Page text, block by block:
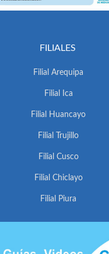
FILIALES
Filial Arequipa
Filial Ica
Filial Huancayo
Filial Trujillo
Filial Cusco
Filial Chiclayo
Filial Piura